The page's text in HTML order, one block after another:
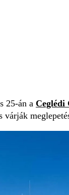
25-án a Ceglédi
várják